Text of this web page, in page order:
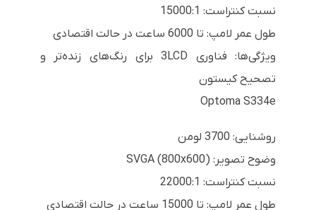
نسبت کنتراست: 15000:1
طول عمر لامپ: تا 6000 ساعت در حالت اقتصادی
ویژگی‌ها: فناوری 3LCD برای رنگ‌های زنده‌تر و
تصحیح کیستون
Optoma S334e
روشنایی: 3700 لومن
وضوح تصویر: SVGA (800x600)
نسبت کنتراست: 22000:1
طول عمر لامپ: تا 15000 ساعت در حالت اقتصادی